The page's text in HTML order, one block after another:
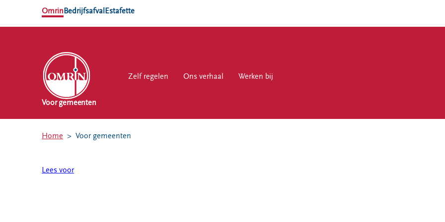
OmrinBedrijfsafval Estafette
Zelf regelen Ons verhaal Werken bij
Zelf regelen Ons verhaal Werken bij
Afvalkalender
Voor gemeenten
Home Voor gemeenten
Lees voor